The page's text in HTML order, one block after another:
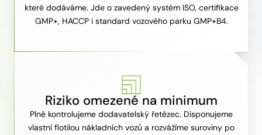
které dodáváme. Jde o zavedený systém ISO, certifikace
GMP+, HACCP i standard vozového parku GMP+B4.
Riziko omezené na minimum
Plně kontrolujeme dodavatelský řetězec. Disponujeme
vlastní flotilou nákladních vozů a rozvážíme suroviny po